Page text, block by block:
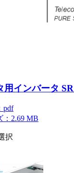
用インバータ
pdf
：2.69 MB
択